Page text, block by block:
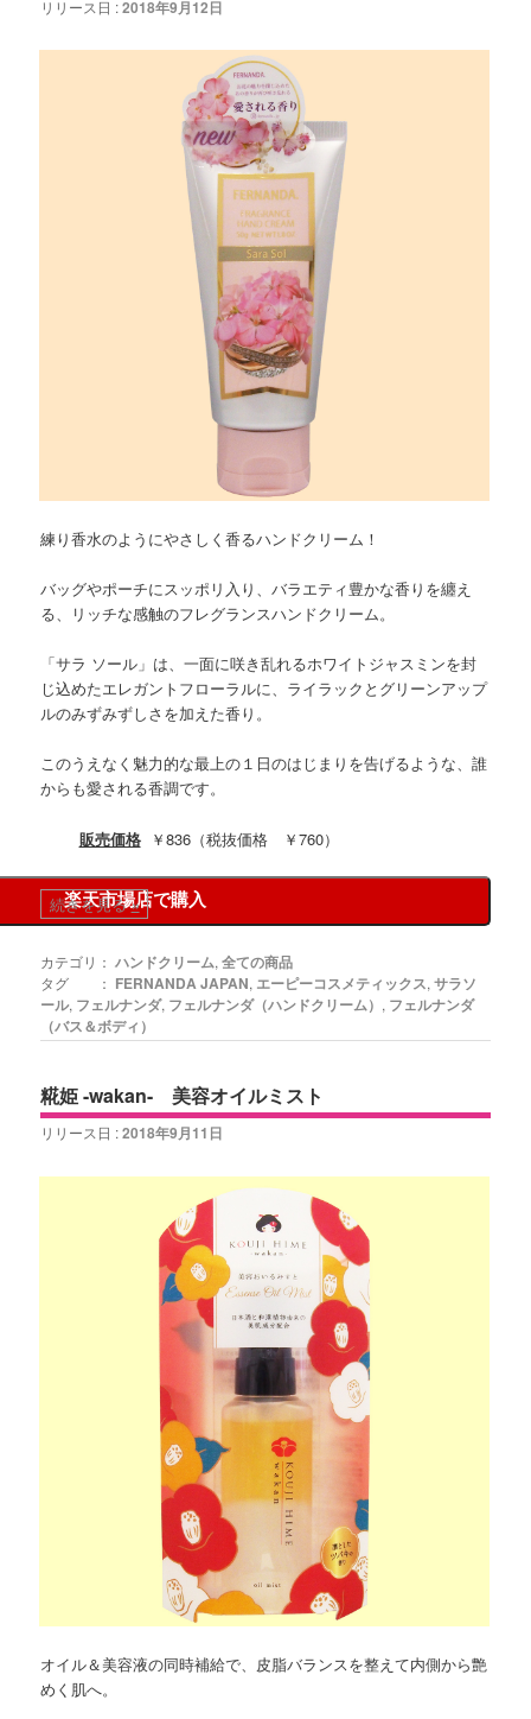
リリース日 :2018年9月12日
練り香水のようにやさしく香るハンドクリーム！
バッグやポーチにスッポリ入り、バラエティ豊かな香りを纏え
る、リッチな感触のフレグランスハンドクリーム。
「サラ ソール」は、一面に咲き乱れるホワイトジャスミンを封
じ込めたエレガントフローラルに、ライラックとグリーンアップ
ルのみずみずしさを加えた香り。
このうえなく魅力的な最上の１日のはじまりを告げるような、誰
からも愛される香調です。
販売価格￥836（税抜価格 ￥760）
楽天市場店で購入
続きを見る»
カテゴリ： ハンドクリーム,全ての商品
タグ ： FERNANDA JAPAN, エーピーコスメティックス,サラソ
ール, フェルナンダ, フェルナンダ（ハンドクリーム） , フェルナンダ
（バス＆ボディ）
糀姫 -wakan- 美容オイルミスト
リリース日 :2018年9月11日
オイル＆美容液の同時補給で、皮脂バランスを整えて内側から艶
めく肌へ。